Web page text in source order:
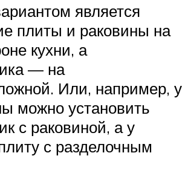
является
плиты и раковины на
кухни, а
— на
Или, например, у
можно установить
с раковиной, а у
с разделочным